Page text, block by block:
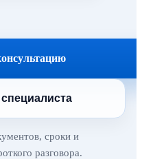
сроки и
разговора.